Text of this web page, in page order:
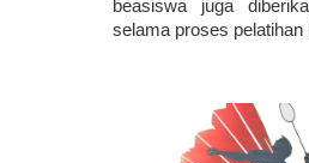
beasiswa juga
selama proses pelatihan